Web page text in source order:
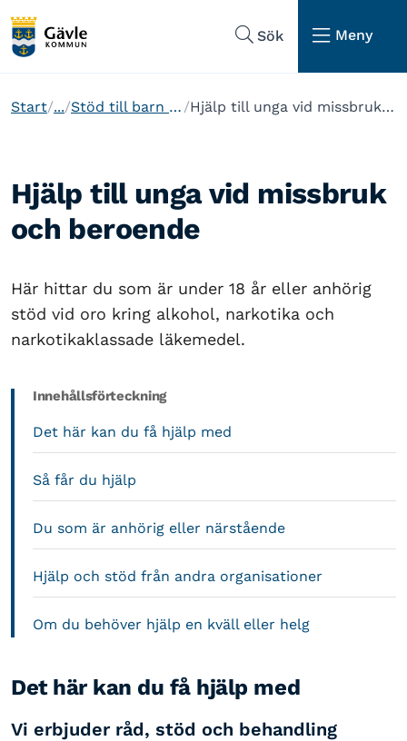
Sök
Meny
Start ... Stöd till barn och unga Hjälp till unga vid missbruk och beroende
Hjälp till unga vid missbruk
och beroende
Här hittar du som är under 18 år eller anhörig
stöd vid oro kring alkohol, narkotika och
narkotikaklassade läkemedel.
Innehållsförteckning
Det här kan du få hjälp med
Så får du hjälp
Du som är anhörig eller närstående
Hjälp och stöd från andra organisationer
Om du behöver hjälp en kväll eller helg
Det här kan du få hjälp med
Vi erbjuder råd, stöd och behandling